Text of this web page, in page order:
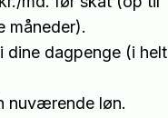
måneder).
dine dagpenge (i helt
nuværende løn.